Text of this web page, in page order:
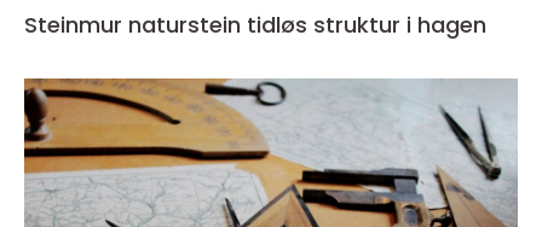
Steinmur naturstein tidløs struktur i hagen